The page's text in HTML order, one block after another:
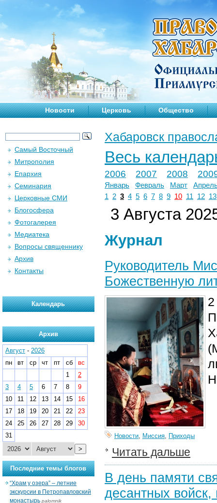
Новости Церковь Общество
Хабаровск
Весь
2006 2007 2008
Январь Февраль Март
1
2 3 4 5 6 7 8 9 10 11 12 13
3 Августа
Журнал
Руководитель
Божественную
Новости, Миссия, Приходы
Читать дальше
В день памяти
десантных
Самый Восточный
Митрополия
Епархия
Семинария
Церковные СМИ
Блогосфера
Фотогалерея
Медиатека
Вопросы священнику
Архив
Контакты
Календарь
Архив
Август - 2026
пн
вт ср чт пт сб
вс
1
2
3
4 5 6 7 8
9
10
11 12 13 14 15
16
17
18 19 20 21 22
23
24
25 26 27 28 29
30
31
>
Последние темы блогов
“Храм у озера” – летние
экскурсии в Петропавловский
монастырь palomnik